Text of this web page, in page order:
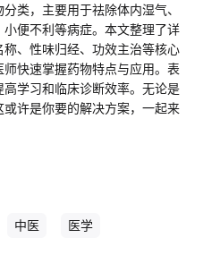
类，主要用于祛除体内湿气、
便不利等病症。本文整理了详
、性味归经、功效主治等核心
快速掌握药物特点与应用。表
学习和临床诊断效率。无论是
许是你要的解决方案，一起来
中医 医学